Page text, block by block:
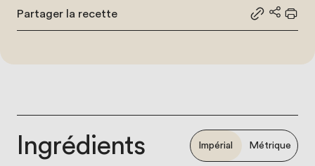
Partager la recette
Partager
Ingrédients Impérial Métrique